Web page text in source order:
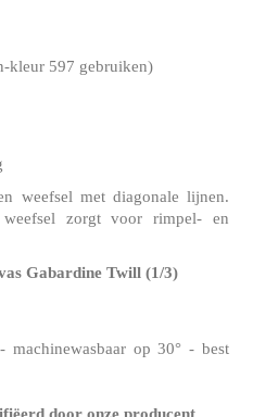
kleur 597 gebruiken)
weefsel met diagonale lijnen.
zorgt voor rimpel- en
Gabardine Twill (1/3)
op 30° - best
door onze producent